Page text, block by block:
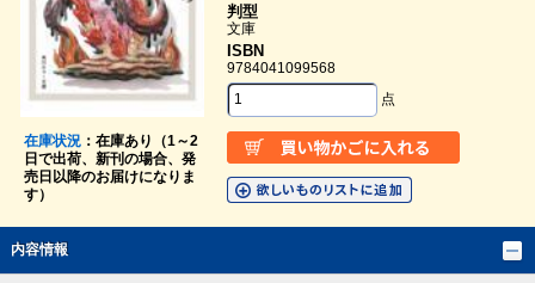
在庫状況：在庫あり（1～2
日で出荷、新刊の場合、発
売日以降のお届けになりま
す）
判型
文庫
ISBN
9784041099568
点
内容情報